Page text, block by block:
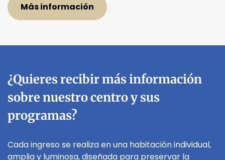
Más información
¿Quieres recibir más información
sobre nuestro centro y sus
programas?
Cada ingreso se realiza en una habitación individual,
amplia y luminosa, diseñada para preservar la